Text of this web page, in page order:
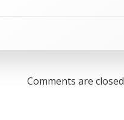
Comments are closed